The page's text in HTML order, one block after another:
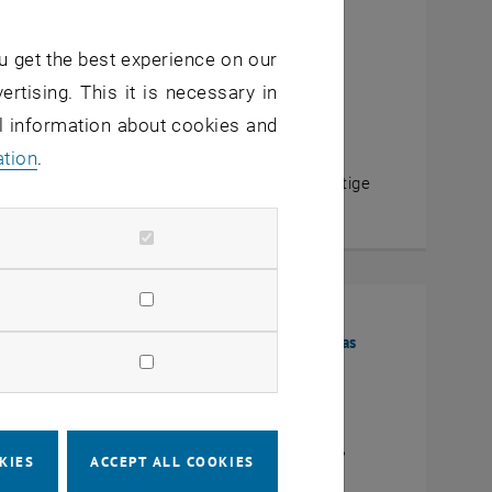
kompetent: die Rolle von individuellen
Christensen und Barbara Müller
der „Ambidextrie“ – also das gleichzeitige
von Innovation und Effizienz, um…
durch digitale Transformationsräume: das
der „future concepts bremen“
die Digitalisierung Startups zu disruptiven,
get the best experience on our
This it is necessary in
about cookies and
.
ACCEPT ALL COOKIES